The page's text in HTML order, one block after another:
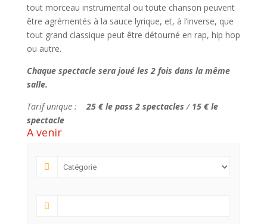
tout morceau instrumental ou toute chanson peuvent
être agrémentés à la sauce lyrique, et, à l’inverse, que
tout grand classique peut être détourné en rap, hip hop
ou autre.
Chaque spectacle sera joué les 2 fois dans la même
salle.
Tarif unique :
25 € le pass 2 spectacles /15 € le
spectacle
A venir